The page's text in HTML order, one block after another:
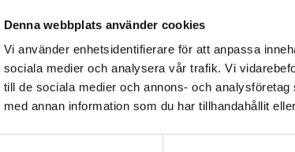
Denna webbplats använder cookies
Vi använder enhetsidentifierare för att anpassa
sociala medier och analysera vår trafik. Vi
till de sociala medier och annons- och
med annan information som du har tillhandahållit
Det verkar som att
enhet utanför
Sverige. För att
leveransadressen